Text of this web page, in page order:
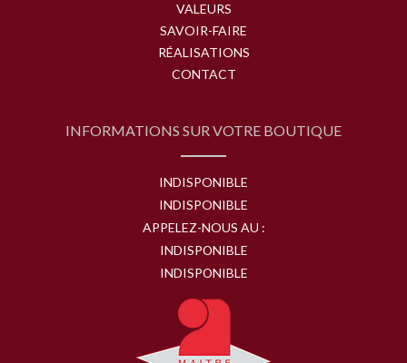
VALEURS
SAVOIR-FAIRE
RÉALISATIONS
CONTACT
INFORMATIONS SUR VOTRE BOUTIQUE
INDISPONIBLE
INDISPONIBLE
APPELEZ-NOUS AU :
INDISPONIBLE
INDISPONIBLE